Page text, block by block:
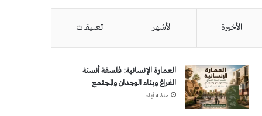
الأخيرة الأشهر تعليقات
العمارة الإنسانية: فلسفة أنسنة
الفراغ وبناء الوجدان والمجتمع
منذ 4 أيام